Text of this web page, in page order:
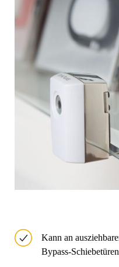
Kann an
Bypass-